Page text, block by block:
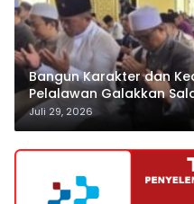
Bangun Karakter dan
Pelalawan Galakkan
Juli 29, 2026